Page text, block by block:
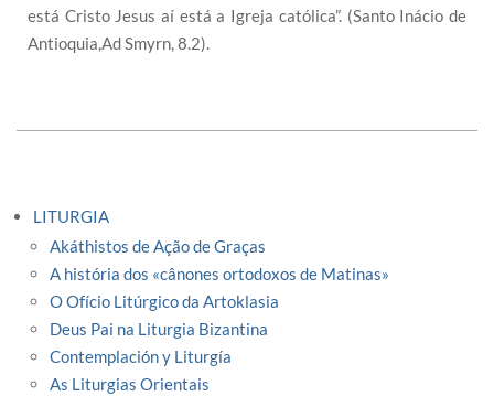
está Cristo Jesus aí está a Igreja católica”. (Santo Inácio de
Antioquia,Ad Smyrn, 8.2).
LITURGIA
Akáthistos de Ação de Graças
A história dos «cânones ortodoxos de Matinas»
O Ofício Litúrgico da Artoklasia
Deus Pai na Liturgia Bizantina
Contemplación y Liturgía
As Liturgias Orientais